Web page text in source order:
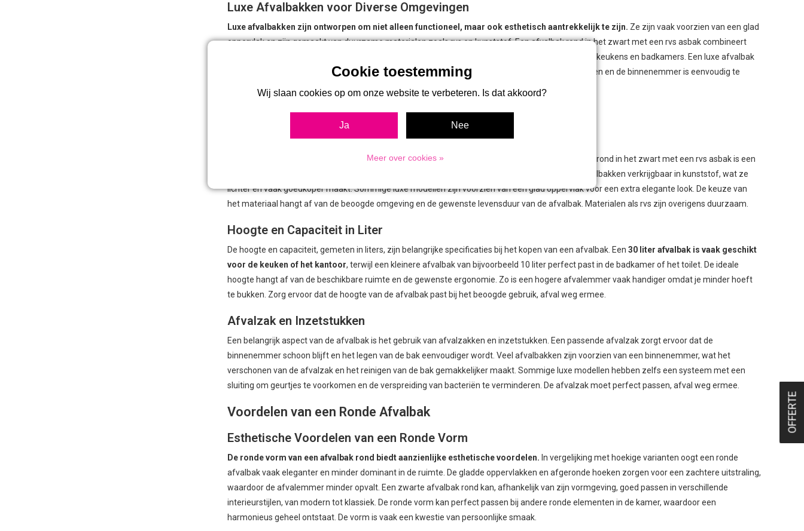
Luxe Afvalbakken voor Diverse Omgevingen
Luxe afvalbakken zijn ontworpen om niet alleen functioneel, maar ook esthetisch aantrekkelijk te zijn. Ze zijn vaak voorzien van een glad
oppervlak en zijn gemaakt van duurzame materialen zoals rvs en kunststof. Een afvalbak rond in het zwart met een rvs asbak combineert
functionaliteit met stijl. Deze afvalbakken zijn geschikt voor diverse omgevingen, van kantoren tot keukens en badkamers. Een luxe afvalbak
voegt een element van verfijning toe aan elke ruimte. De afvalzak kan eenvoudig worden vervangen en de binnenemmer is eenvoudig te
reinigen, wat bijdraagt aan een lange levensduur.
Specificaties van de Afvalbak
Materiaal van de Afvalbak: RVS en Andere Opties
Het materiaal van een afvalbak is cruciaal voor de duurzaamheid en het uiterlijk.
Een afvalbak rond in het zwart met een rvs asbak is een
populaire keuze vanwege de moderne uitstraling en roestbestendigheid. Naast rvs zijn er ook afvalbakken verkrijgbaar in kunststof, wat ze
lichter en vaak goedkoper maakt. Sommige luxe modellen zijn voorzien van een glad oppervlak voor een extra elegante look. De keuze van
het materiaal hangt af van de beoogde omgeving en de gewenste levensduur van de afvalbak. Materialen als rvs zijn overigens duurzaam.
Hoogte en Capaciteit in Liter
De hoogte en capaciteit, gemeten in liters, zijn belangrijke specificaties bij het kopen van een afvalbak. Een 30 liter afvalbak is vaak geschikt
voor de keuken of het kantoor, terwijl een kleinere afvalbak van bijvoorbeeld 10 liter perfect past in de badkamer of het toilet. De ideale
hoogte hangt af van de beschikbare ruimte en de gewenste ergonomie. Zo is een hogere afvalemmer vaak handiger omdat je minder hoeft
te bukken. Zorg ervoor dat de hoogte van de afvalbak past bij het beoogde gebruik, afval weg ermee.
Afvalzak en Inzetstukken
Een belangrijk aspect van de afvalbak is het gebruik van afvalzakken en inzetstukken. Een passende afvalzak zorgt ervoor dat de
binnenemmer schoon blijft en het legen van de bak eenvoudiger wordt. Veel afvalbakken zijn voorzien van een binnenemmer, wat het
verschonen van de afvalzak en het reinigen van de bak gemakkelijker maakt. Sommige luxe modellen hebben zelfs een systeem met een
sluiting om geurtjes te voorkomen en de verspreiding van bacteriën te verminderen. De afvalzak moet perfect passen, afval weg ermee.
Voordelen van een Ronde Afvalbak
Esthetische Voordelen van een Ronde Vorm
De ronde vorm van een afvalbak rond biedt aanzienlijke esthetische voordelen. In vergelijking met hoekige varianten oogt een ronde
afvalbak vaak eleganter en minder dominant in de ruimte. De gladde oppervlakken en afgeronde hoeken zorgen voor een zachtere uitstraling,
waardoor de afvalemmer minder opvalt. Een zwarte afvalbak rond kan, afhankelijk van zijn vormgeving, goed passen in verschillende
interieurstijlen, van modern tot klassiek. De ronde vorm kan perfect passen bij andere ronde elementen in de kamer, waardoor een
harmonieus geheel ontstaat. De vorm is vaak een kwestie van persoonlijke smaak.
OFFERTE
Wij slaan cookies op om onze website te verbeteren. Is dat akkoord?
Ja Nee
Meer over cookies »